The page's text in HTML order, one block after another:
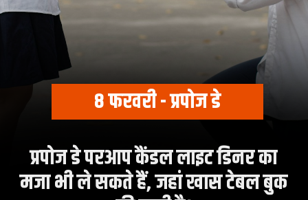
प्रपोज डे परआप कैंडल लाइट डिनर का
मजा भी ले सकते हैं, जहां खास टेबल बुक
8 फरवरी - प्रपोज डे